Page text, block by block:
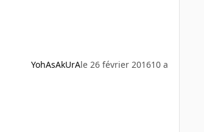
YohAsAkUrAle 26 février 201610 a